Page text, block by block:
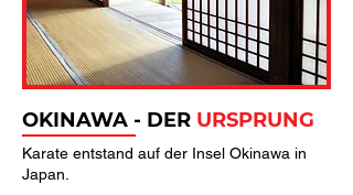
OKINAWA - DER URSPRUNG
Karate entstand auf der Insel Okinawa in
Japan.